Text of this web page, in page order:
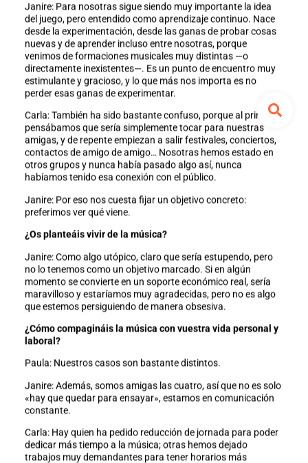
Janire: Para nosotras sigue siendo muy importante la idea
del juego, pero entendido como aprendizaje continuo. Nace
desde la experimentación, desde las ganas de probar cosas
nuevas y de aprender incluso entre nosotras, porque
venimos de formaciones musicales muy distintas —o
directamente inexistentes—. Es un punto de encuentro muy
estimulante y gracioso, y lo que más nos importa es no
perder esas ganas de experimentar.
Carla: También ha sido bastante confuso, porque al principio
pensábamos que sería simplemente tocar para nuestras
amigas, y de repente empiezan a salir festivales, conciertos,
contactos de amigo de amigo… Nosotras hemos estado en
otros grupos y nunca había pasado algo así, nunca
habíamos tenido esa conexión con el público.
Janire: Por eso nos cuesta fijar un objetivo concreto:
preferimos ver qué viene.
¿Os planteáis vivir de la música?
Janire: Como algo utópico, claro que sería estupendo, pero
no lo tenemos como un objetivo marcado. Si en algún
momento se convierte en un soporte económico real, sería
maravilloso y estaríamos muy agradecidas, pero no es algo
que estemos persiguiendo de manera obsesiva.
¿Cómo compagináis la música con vuestra vida personal y
laboral?
Paula: Nuestros casos son bastante distintos.
Janire: Además, somos amigas las cuatro, así que no es solo
«hay que quedar para ensayar», estamos en comunicación
constante.
Carla: Hay quien ha pedido reducción de jornada para poder
dedicar más tiempo a la música; otras hemos dejado
trabajos muy demandantes para tener horarios más